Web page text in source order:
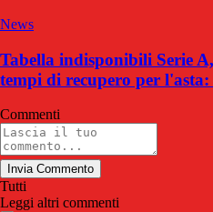
News
Tabella indisponibili Serie
tempi di recupero per
Commenti
Invia Commento
Tutti
Leggi altri commenti